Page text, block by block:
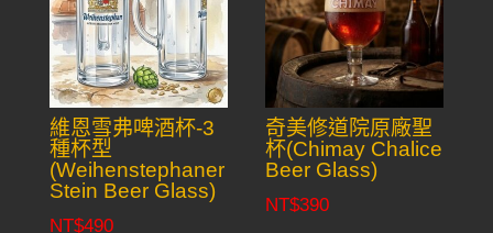
維恩雪弗啤酒杯-3
種杯型
(Weihenstephaner
Stein Beer Glass)
NT$490
奇美修道院原廠聖
杯(Chimay Chalice
Beer Glass)
NT$390